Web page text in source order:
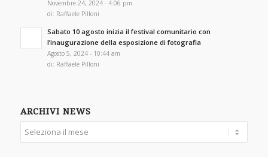
Novembre 24, 2024 - 4:06 pm
di: Raffaele Pilloni
Sabato 10 agosto inizia il festival comunitario con
l’inaugurazione della esposizione di fotografia
Agosto 5, 2024 - 10:44 am
di: Raffaele Pilloni
ARCHIVI NEWS